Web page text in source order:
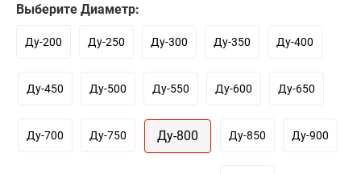
Выберите Диаметр:
Ду-200 Ду-250 Ду-300 Ду-350 Ду-400
Ду-450 Ду-500 Ду-550 Ду-600 Ду-650
Ду-700 Ду-750 Ду-800 Ду-850 Ду-900